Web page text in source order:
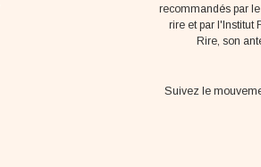
recommandés par
rire et par l'Institut
Rire, son
Suivez le